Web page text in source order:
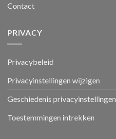
Contact
PRIVACY
Privacybeleid
Privacyinstellingen wijzigen
Geschiedenis privacyinstellingen
Toestemmingen intrekken